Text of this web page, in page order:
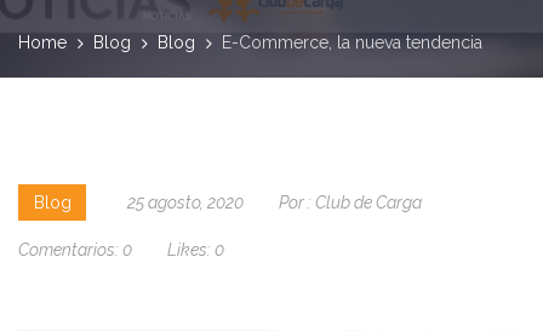
Home Blog Blog E-Commerce, la nueva tendencia
Blog 25 agosto, 2020 Por : Club de Carga
Comentarios: 0 Likes: 0